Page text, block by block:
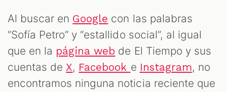
Al buscar en Google con las palabras
“Sofía Petro” y “estallido social”, al igual
que en la página web de El Tiempo y sus
cuentas de X, Facebook e Instagram, no
encontramos ninguna noticia reciente que